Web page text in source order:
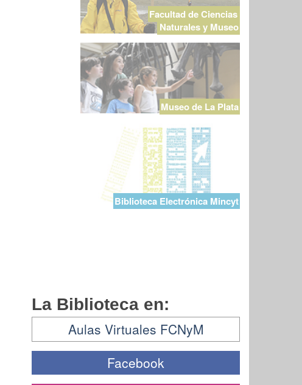
Facultad de Ciencias
Naturales y Museo
Museo de La Plata
Biblioteca Electrónica Mincyt
La Biblioteca en:
Aulas Virtuales FCNyM
Facebook